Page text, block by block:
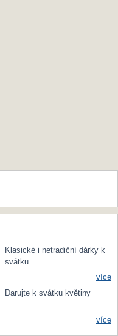
Klasické i netradiční dárky k
svátku
více
Darujte k svátku květiny
více